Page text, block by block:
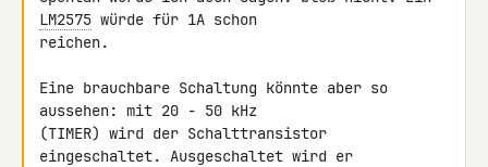
LM2575 würde für 1A schon
reichen.
Eine brauchbare Schaltung könnte aber so
aussehen: mit 20 - 50 kHz
(TIMER) wird der Schalttransistor
eingeschaltet. Ausgeschaltet wird er